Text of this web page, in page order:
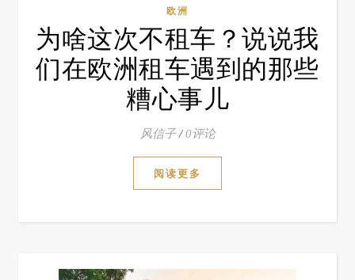
欧洲
为啥这次不租车？说说我
们在欧洲租车遇到的那些
糟心事儿
风信子 / 0评论
阅读更多